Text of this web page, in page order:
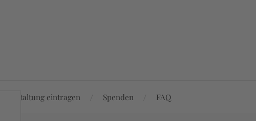
Veranstaltung eintragen Spenden FAQ